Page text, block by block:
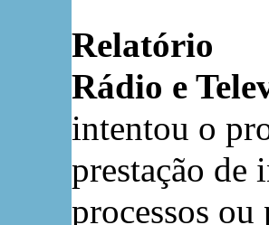
Relatório
Rádio e
intentou o
prestação de
processos ou